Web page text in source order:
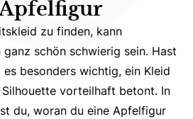
zu finden, kann aufregend,
zu finden, kann
schön schwierig sein. Hast
besonders wichtig, ein Kleid
vorteilhaft betont. In
du, woran du eine Apfelfigur